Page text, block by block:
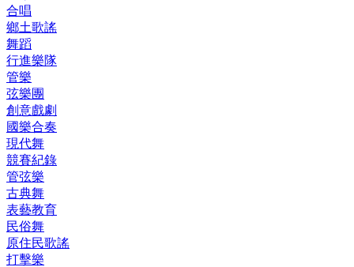
合唱
鄉土歌謠
舞蹈
行進樂隊
管樂
弦樂團
創意戲劇
國樂合奏
現代舞
競賽紀錄
管弦樂
古典舞
表藝教育
民俗舞
原住民歌謠
打擊樂